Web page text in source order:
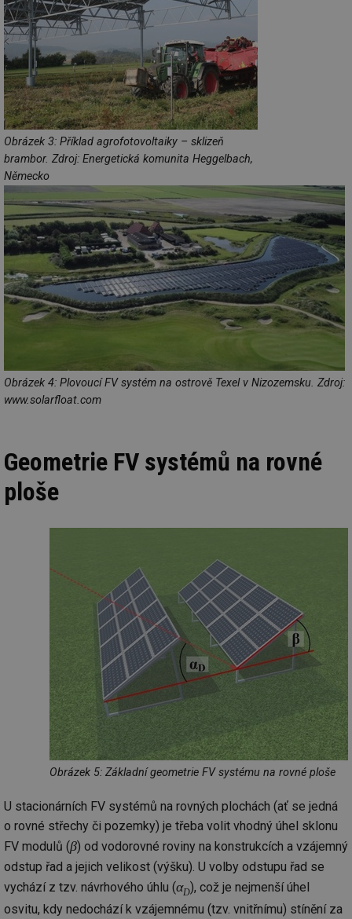
Obrázek 3: Příklad agrofotovoltaiky – sklizeň
brambor. Zdroj: Energetická komunita Heggelbach,
Německo
Obrázek 4: Plovoucí FV systém na ostrově Texel v Nizozemsku. Zdroj:
www.solarfloat.com
Geometrie FV systémů na rovné
ploše
Obrázek 5: Základní geometrie FV systému na rovné ploše
U stacionárních FV systémů na rovných plochách (ať se jedná
o rovné střechy či pozemky) je třeba volit vhodný úhel sklonu
FV modulů (β) od vodorovné roviny na konstrukcích a vzájemný
odstup řad a jejich velikost (výšku). U volby odstupu řad se
vychází z tzv. návrhového úhlu (αD), což je nejmenší úhel
osvitu, kdy nedochází k vzájemnému (tzv. vnitřnímu) stínění za